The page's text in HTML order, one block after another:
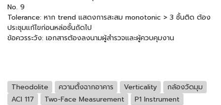
No. 9
Tolerance: หาก trend แสดงการสะสม monotonic > 3 ชั้นติด ต้อง
ประชุมแก้ไขก่อนหล่อชั้นถัดไป
ข้อควรระวัง: เอกสารต้องลงนามผู้สำรวจและผู้ควบคุมงาน
Theodolite ความตั้งฉากอาคาร Verticality
กล้องวัดมุม
ACI 117
Two-Face Measurement
P1 Instrument